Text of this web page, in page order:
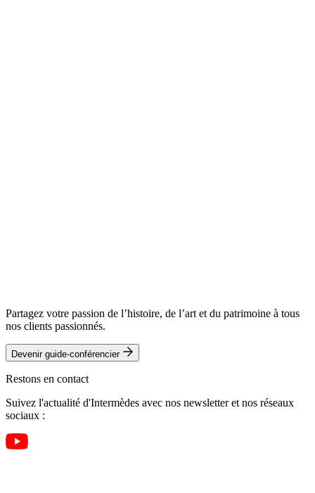
Partagez votre passion de l’histoire, de l’art et du patrimoine à tous
nos clients passionnés.
Devenir guide-conférencier
Restons en contact
Suivez l'actualité d'Intermèdes avec nos newsletter et nos réseaux
sociaux :